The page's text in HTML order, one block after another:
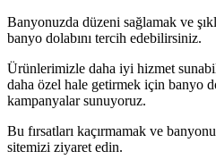
Banyonuzda düzeni sağlamak ve
banyo dolabını tercih edebilirsiniz.
Ürünlerimizle daha iyi hizmet
daha özel hale getirmek için banyo
kampanyalar sunuyoruz.
Bu fırsatları kaçırmamak ve
sitemizi ziyaret edin.